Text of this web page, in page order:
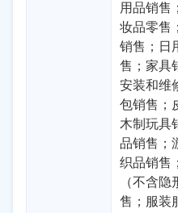
用品销售
妆品零售
销售；日
售；家具
安装和维
包销售；
木制玩具
品销售；
织品销售
（不含
售；服装